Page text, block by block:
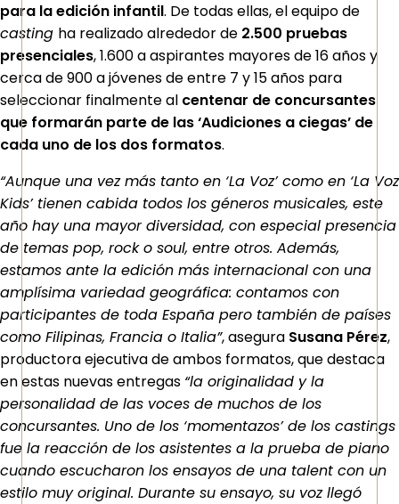
para la edición infantil. De todas ellas, el equipo de
casting ha realizado alrededor de 2.500 pruebas
presenciales, 1.600 a aspirantes mayores de 16 años y
cerca de 900 a jóvenes de entre 7 y 15 años para
seleccionar finalmente al centenar de concursantes
que formarán parte de las ‘Audiciones a ciegas’ de
cada uno de los dos formatos.
“Aunque una vez más tanto en ‘La Voz’ como en ‘La Voz
Kids’ tienen cabida todos los géneros musicales, este
año hay una mayor diversidad, con especial presencia
de temas pop, rock o soul, entre otros. Además,
estamos ante la edición más internacional con una
amplísima variedad geográfica: contamos con
participantes de toda España pero también de países
como Filipinas, Francia o Italia”, asegura Susana Pérez,
productora ejecutiva de ambos formatos, que destaca
en estas nuevas entregas “la originalidad y la
personalidad de las voces de muchos de los
concursantes. Uno de los ‘momentazos’ de los castings
fue la reacción de los asistentes a la prueba de piano
cuando escucharon los ensayos de una talent con un
estilo muy original. Durante su ensayo, su voz llegó